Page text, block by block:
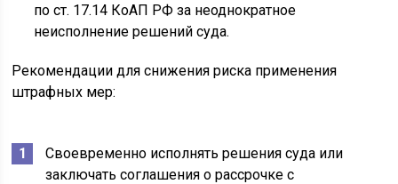
по ст. 17.14 КоАП РФ за неоднократное
неисполнение решений суда.
Рекомендации для снижения риска применения
штрафных мер:
Своевременно исполнять решения суда или
заключать соглашения о рассрочке с